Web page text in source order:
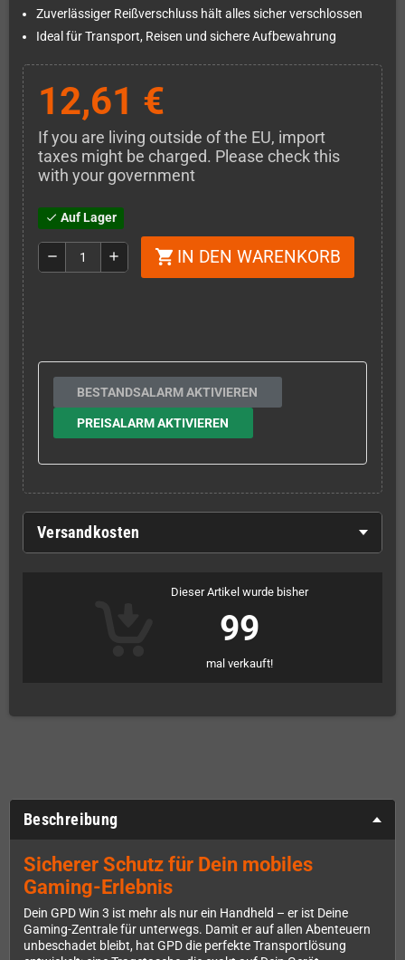
Zuverlässiger Reißverschluss hält alles sicher verschlossen
Ideal für Transport, Reisen und sichere Aufbewahrung
12,61 €
If you are living outside of the EU, import
taxes might be charged. Please check this
with your government
check Auf Lager
remove add shopping_cart IN DEN WARENKORB
BESTANDSALARM AKTIVIEREN
PREISALARM AKTIVIEREN
Versandkosten
Dieser Artikel wurde bisher
99
mal verkauft!
Beschreibung
Sicherer Schutz für Dein mobiles
Gaming-Erlebnis
Dein GPD Win 3 ist mehr als nur ein Handheld – er ist Deine
Gaming-Zentrale für unterwegs. Damit er auf allen Abenteuern
unbeschadet bleibt, hat GPD die perfekte Transportlösung